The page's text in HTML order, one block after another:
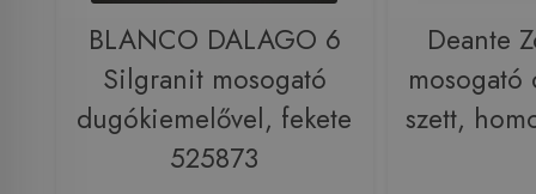
BLANCO DALAGO 6
Silgranit mosogató
dugókiemelővel, fekete
525873
Deante
szett,